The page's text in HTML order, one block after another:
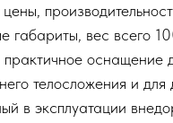
габариты, вес всего
практичное оснащение
телосложения и для
в эксплуатации